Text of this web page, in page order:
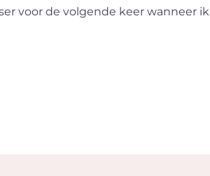
voor de volgende keer wanneer